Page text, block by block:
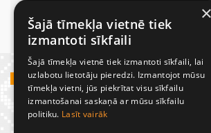
NAVIGĀCIJA
SĀKUMLAPA
×
Šajā tīmekļa vietnē tiek
izmantoti sīkfaili
Šajā tīmekļa vietnē tiek izmantoti sīkfaili, lai
uzlabotu lietotāju pieredzi. Izmantojot mūsu
tīmekļa vietni, jūs piekrītat visu sīkfailu
izmantošanai saskaņā ar mūsu sīkfailu
politiku. Lasīt vairāk